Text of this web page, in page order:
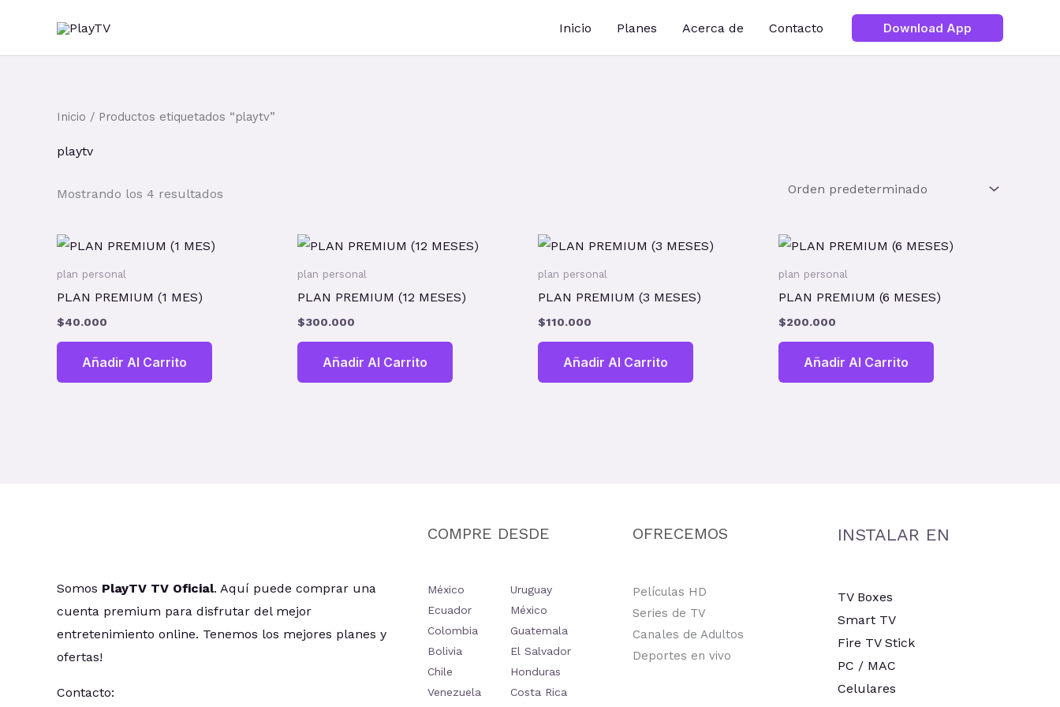
contenido
Inicio Planes Acerca de Contacto Download App
Inicio / Productos etiquetados “playtv”
playtv
Mostrando los 4 resultados
plan personal
PLAN PREMIUM (1 MES)
$40.000
Añadir Al Carrito
plan personal
PLAN PREMIUM (12 MESES)
$300.000
Añadir Al Carrito
plan personal
PLAN PREMIUM (3 MESES)
$110.000
Añadir Al Carrito
plan personal
PLAN PREMIUM (6 MESES)
$200.000
Añadir Al Carrito
Somos PlayTV TV Oficial. Aquí puede comprar una
cuenta premium para disfrutar del mejor
entretenimiento online. Tenemos los mejores planes y
ofertas!
Contacto:
COMPRE DESDE
México
Ecuador
Colombia
Bolivia
Chile
Venezuela
Uruguay
México
Guatemala
El Salvador
Honduras
Costa Rica
OFRECEMOS
Películas HD
Series de TV
Canales de Adultos
Deportes en vivo
INSTALAR EN
TV Boxes
Smart TV
Fire TV Stick
PC / MAC
Celulares